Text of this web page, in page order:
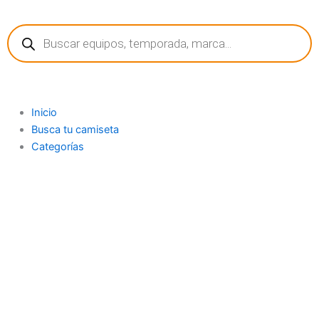
contenido
Búsqueda
de
productos
Inicio
Busca tu camiseta
Categorías